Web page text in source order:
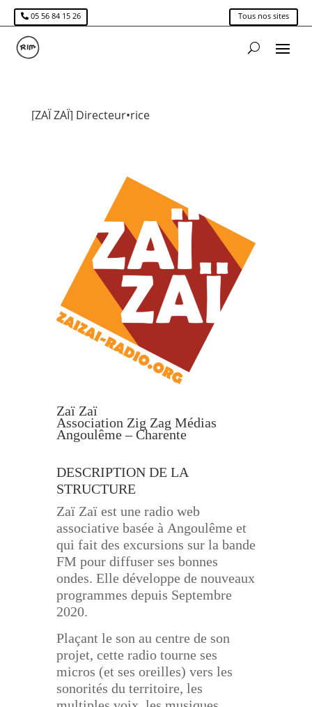
05 56 84 15 26 Tous nos sites
[ZAÏ ZAÏ] Directeur•rice
Zaï Zaï
Association Zig Zag Médias
Angoulême – Charente
DESCRIPTION DE LA
STRUCTURE
Zaï Zaï est une radio web
associative basée à Angoulême et
qui fait des excursions sur la bande
FM pour diffuser ses bonnes
ondes. Elle développe de nouveaux
programmes depuis Septembre
2020.
Plaçant le son au centre de son
projet, cette radio tourne ses
micros (et ses oreilles) vers les
sonorités du territoire, les